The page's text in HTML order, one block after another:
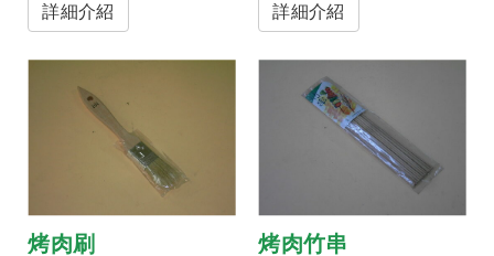
詳細介紹 詳細介紹
烤肉刷 烤肉竹串